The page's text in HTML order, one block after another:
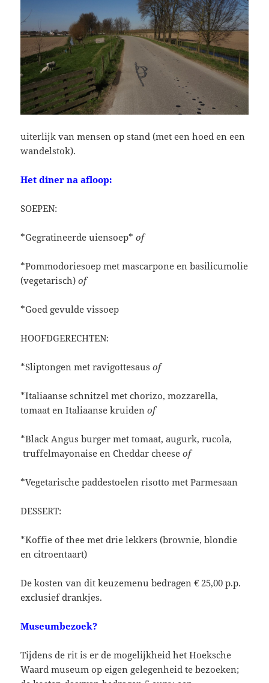
uiterlijk van mensen op stand (met een hoed en een
wandelstok).
Het diner na afloop:
SOEPEN:
*Gegratineerde uiensoep* of
*Pommodoriesoep met mascarpone en basilicumolie
(vegetarisch)of
*Goed gevulde vissoep
HOOFDGERECHTEN:
*Sliptongen met ravigottesausof
*Italiaanse schnitzel met chorizo, mozzarella,
tomaat en Italiaanse kruidenof
*Black Angus burger met tomaat, augurk, rucola,
truffelmayonaise en Cheddar cheeseof
*Vegetarische paddestoelen risotto met Parmesaan
DESSERT:
*Koffie of thee met drie lekkers (brownie, blondie
en citroentaart)
De kosten van dit keuzemenu bedragen € 25,00 p.p.
exclusief drankjes.
Museumbezoek?
Tijdens de rit is er de mogelijkheid het Hoeksche
Waard museum op eigen gelegenheid te bezoeken;